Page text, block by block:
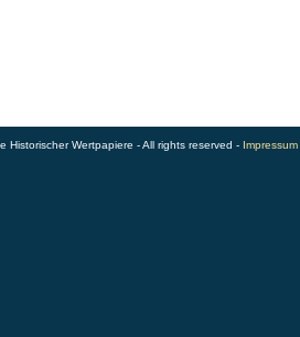
Historischer Wertpapiere - All rights reserved - Impressum